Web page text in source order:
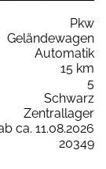
Pkw
Geländewagen
Automatik
15 km
5
Schwarz
Zentrallager
ca. 11.08.2026
20349